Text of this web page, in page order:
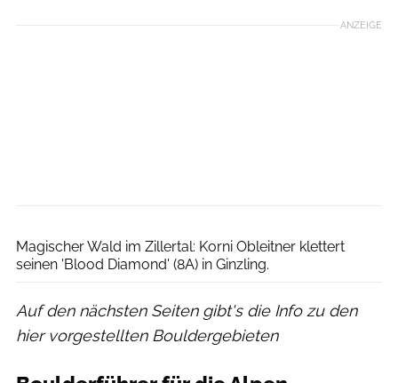
ANZEIGE
Magischer Wald im Zillertal: Korni Obleitner klettert
seinen 'Blood Diamond' (8A) in Ginzling.
Auf den nächsten Seiten gibt's die Info zu den
hier vorgestellten Bouldergebieten